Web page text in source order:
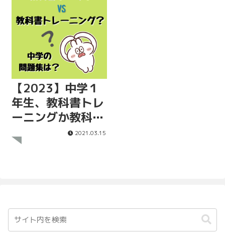
【2023】中学１
年生、教科書トレ
ーニングか教科書
2021.03.15